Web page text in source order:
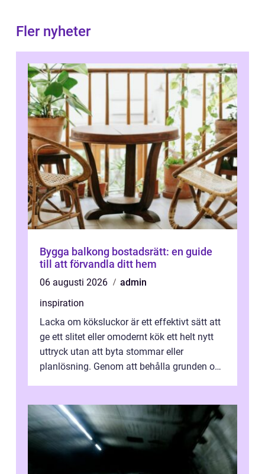
Fler nyheter
Bygga balkong bostadsrätt: en guide
till att förvandla ditt hem
06 augusti 2026
admin
inspiration
Lacka om köksluckor är ett effektivt sätt att
ge ett slitet eller omodernt kök ett helt nytt
uttryck utan att byta stommar eller
planlösning. Genom att behålla grunden och